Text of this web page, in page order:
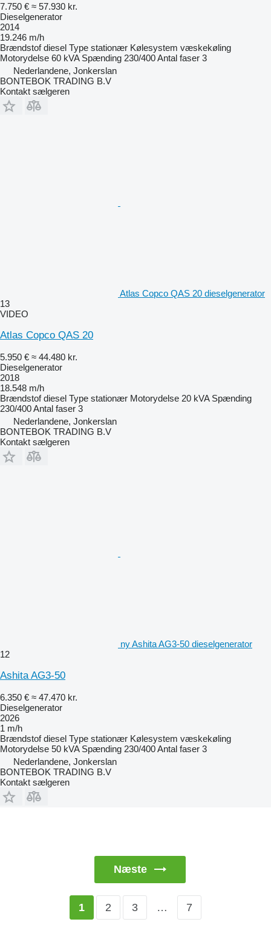
7.750 € ≈ 57.930 kr.
Dieselgenerator
2014
19.246 m/h
Brændstof diesel Type stationær Kølesystem væskekøling
Motorydelse 60 kVA Spænding 230/400Antal faser 3
Nederlandene, Jonkerslan
BONTEBOK TRADING B.V
Kontakt sælgeren
Atlas Copco QAS 20 dieselgenerator
13
VIDEO
Atlas Copco QAS 20
5.950 € ≈ 44.480 kr.
Dieselgenerator
2018
18.548 m/h
Brændstof diesel Type stationær Motorydelse 20 kVA Spænding
230/400Antal faser 3
Nederlandene, Jonkerslan
BONTEBOK TRADING B.V
Kontakt sælgeren
ny Ashita AG3-50 dieselgenerator
12
Ashita AG3-50
6.350 € ≈ 47.470 kr.
Dieselgenerator
2026
1 m/h
Brændstof diesel Type stationær Kølesystem væskekøling
Motorydelse 50 kVA Spænding 230/400Antal faser 3
Nederlandene, Jonkerslan
BONTEBOK TRADING B.V
Kontakt sælgeren
Næste
1 2 3 … 7